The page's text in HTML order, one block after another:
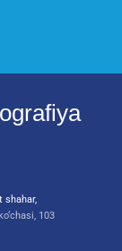
shahar,
103